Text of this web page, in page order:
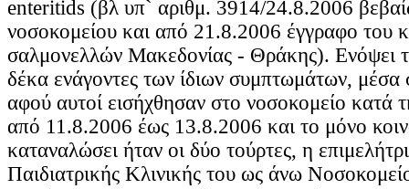
enteritids (βλ υπ` αριθμ. 3914/24.8.2006
νοσοκομείου και από 21.8.2006 έγγραφο του
σαλμονελλών Μακεδονίας - Θράκης). Ενόψει
δέκα ενάγοντες των ίδιων συμπτωμάτων, μέσα
αφού αυτοί εισήχθησαν στο νοσοκομείο κατά
από 11.8.2006 έως 13.8.2006 και το μόνο
καταναλώσει ήταν οι δύο τούρτες, η
Παιδιατρικής Κλινικής του ως άνω